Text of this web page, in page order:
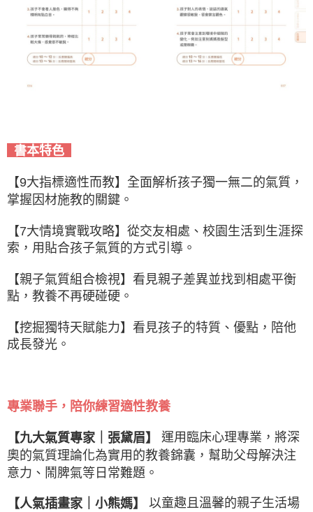
書本特色
【9大指標適性而教】全面解析孩子獨一無二的氣質，
掌握因材施教的關鍵。
【7大情境實戰攻略】從交友相處、校園生活到生涯探
索，用貼合孩子氣質的方式引導。
【親子氣質組合檢視】看見親子差異並找到相處平衡
點，教養不再硬碰硬。
【挖掘獨特天賦能力】看見孩子的特質、優點，陪他
成長發光。
專業聯手，陪你練習適性教養
【九大氣質專家｜張黛眉】
運用臨床心理專業，將深
奧的氣質理論化為實用的教養錦囊，幫助父母解決注
意力、鬧脾氣等日常難題。
【人氣插畫家｜小熊媽】
以童趣且溫馨的親子生活場